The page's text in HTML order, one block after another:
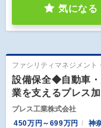
気になる
ファシリティマネジメント
設備保全◆自動車
業を支えるプレス
プレス工業株式会社
450万円～699万円
神